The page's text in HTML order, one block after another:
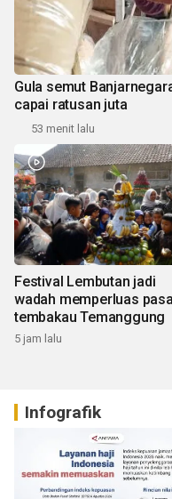
Gula semut
capai ratusan juta
53 menit lalu
Festival Lembutan jadi
wadah memperluas
tembakau Temanggung
5 jam lalu
Infografik